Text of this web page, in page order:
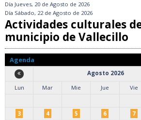
Día Jueves, 20 de Agosto de 2026
Día Sábado, 22 de Agosto de 2026
Actividades culturales
municipio de Vallecillo
Agenda
Agosto 2026
Lun
Mar Mie Jue Vie
3
4 5 6 7